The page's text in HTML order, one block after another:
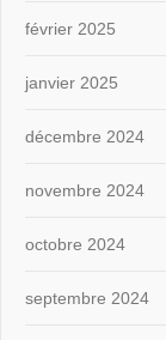
février 2025
janvier 2025
décembre 2024
novembre 2024
octobre 2024
septembre 2024